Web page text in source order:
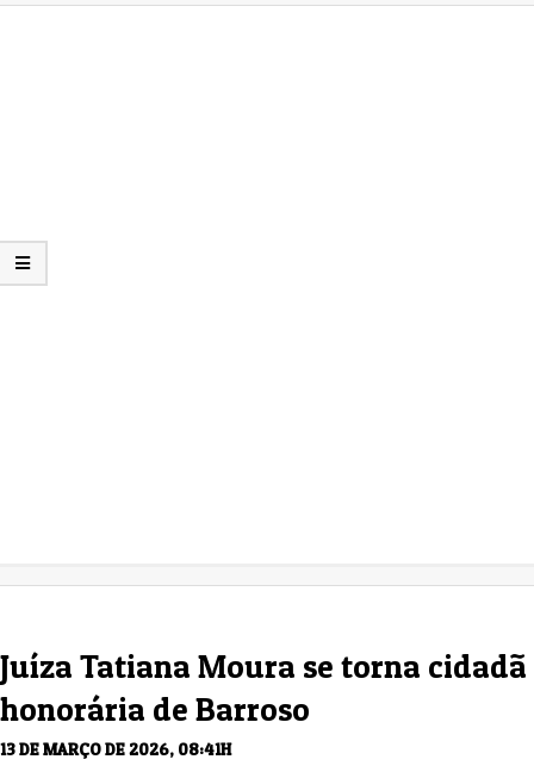
Juíza Tatiana Moura se torna cidadã
honorária de Barroso
13 DE MARÇO DE 2026, 08:41H